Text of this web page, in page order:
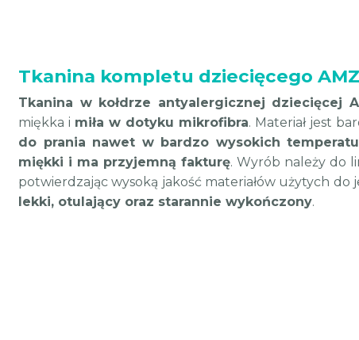
Tkanina kompletu dziecięcego
Tkanina w kołdrze antyalergicznej dziecięcej
miękka i miła w dotyku mikrofibra. Materiał jest
do prania nawet w bardzo wysokich
miękki i ma przyjemną fakturę. Wyrób należy do
potwierdzając wysoką jakość materiałów użytych do
lekki, otulający oraz starannie wykończony.